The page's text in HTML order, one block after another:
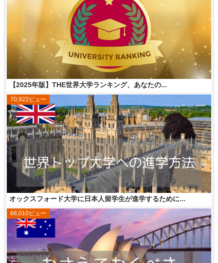
【2025年版】THE世界大学ランキング、あなたの...
オックスフォード大学に日本人留学生が進学するために...
70,922ビュー
66,010ビュー